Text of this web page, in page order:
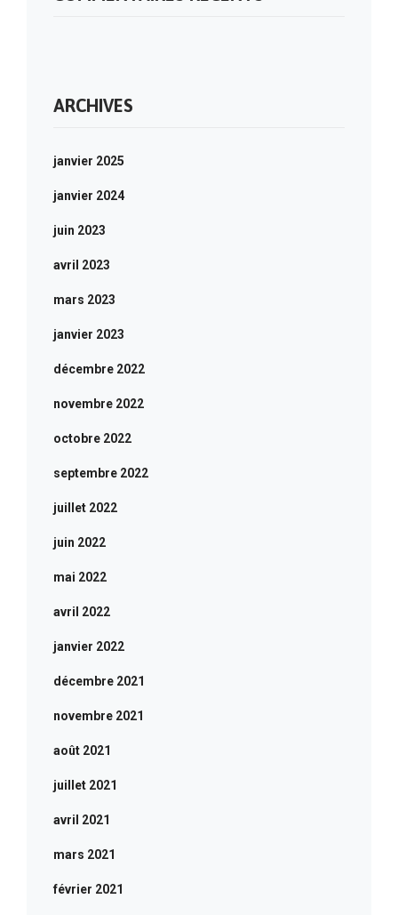
ARCHIVES
janvier 2025
janvier 2024
juin 2023
avril 2023
mars 2023
janvier 2023
décembre 2022
novembre 2022
octobre 2022
septembre 2022
juillet 2022
juin 2022
mai 2022
avril 2022
janvier 2022
décembre 2021
novembre 2021
août 2021
juillet 2021
avril 2021
mars 2021
février 2021